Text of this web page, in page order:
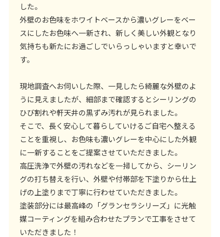
した。
外壁のお色味をホワイトベースから濃いグレーをベー
スにしたお色味へ一新され、新しく美しい外観となり
気持ちも新たにお過ごしでいらっしゃいますと幸いで
す。
現地調査へお伺いした際、一見したら綺麗な外壁のよ
うに見えましたが、細部まで確認するとシーリングの
ひび割れや軒天井の黒ずみ汚れが見られました。
そこで、長く安心して暮らしていけるご自宅へ整える
ことを重視し、お色味も濃いグレーを中心にした外観
に一新することをご提案させていただきました。
高圧洗浄で外壁の汚れなどを一掃してから、シーリン
グの打ち替えを行い、外壁や付帯部を下塗りから仕上
げの上塗りまで丁寧に行わせていただきました。
塗装部分には最高峰の「グランセラシリーズ」に光触
媒コーティングを組み合わせたプランで工事をさせて
いただきました！